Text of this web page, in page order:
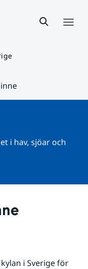
i hav, sjöar och
i Sverige för